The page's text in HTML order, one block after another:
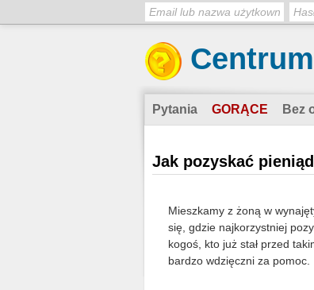
Pytania GORĄCE Bez
Jak pozyskać
Mieszkamy z żoną w
się, gdzie najkorzystniej
kogoś, kto już stał przed
bardzo wdzięczni za pomoc.